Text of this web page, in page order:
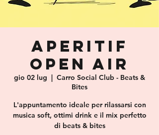
APERITIF
OPEN AIR
gio 02 lug
  |
Carro Social Club - Beats &
Bites
L'appuntamento ideale per rilassarsi con
musica soft, ottimi drink e il mix perfetto
di beats & bites